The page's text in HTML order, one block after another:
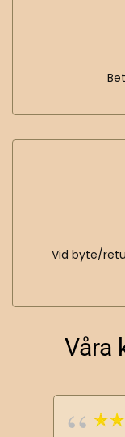
Vid byte/
Våra